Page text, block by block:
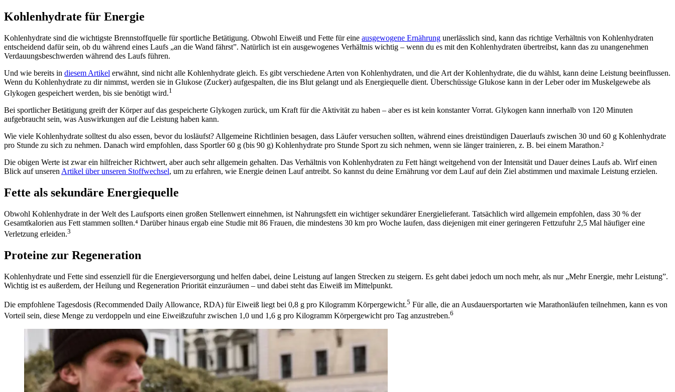
Kohlenhydrate für Energie
Kohlenhydrate sind die wichtigste Brennstoffquelle für sportliche Betätigung. Obwohl Eiweiß und Fette für eine ausgewogene Ernährung unerlässlich sind, kann das richtige Verhältnis von Kohlenhydraten
entscheidend dafür sein, ob du während eines Laufs „an die Wand fährst”. Natürlich ist ein ausgewogenes Verhältnis wichtig – wenn du es mit den Kohlenhydraten übertreibst, kann das zu unangenehmen
Verdauungsbeschwerden während des Laufs führen.
Und wie bereits in diesem Artikel erwähnt, sind nicht alle Kohlenhydrate gleich. Es gibt verschiedene Arten von Kohlenhydraten, und die Art der Kohlenhydrate, die du wählst, kann deine Leistung beeinflussen.
Wenn du Kohlenhydrate zu dir nimmst, werden sie in Glukose (Zucker) aufgespalten, die ins Blut gelangt und als Energiequelle dient. Überschüssige Glukose kann in der Leber oder im Muskelgewebe als
Glykogen gespeichert werden, bis sie benötigt wird.1
Bei sportlicher Betätigung greift der Körper auf das gespeicherte Glykogen zurück, um Kraft für die Aktivität zu haben – aber es ist kein konstanter Vorrat. Glykogen kann innerhalb von 120 Minuten
aufgebraucht sein, was Auswirkungen auf die Leistung haben kann.
Wie viele Kohlenhydrate solltest du also essen, bevor du losläufst? Allgemeine Richtlinien besagen, dass Läufer versuchen sollten, während eines dreistündigen Dauerlaufs zwischen 30 und 60 g Kohlenhydrate
pro Stunde zu sich zu nehmen. Danach wird empfohlen, dass Sportler 60 g (bis 90 g) Kohlenhydrate pro Stunde Sport zu sich nehmen, wenn sie länger trainieren, z. B. bei einem Marathon.²
Die obigen Werte ist zwar ein hilfreicher Richtwert, aber auch sehr allgemein gehalten. Das Verhältnis von Kohlenhydraten zu Fett hängt weitgehend von der Intensität und Dauer deines Laufs ab. Wirf einen
Blick auf unseren Artikel über unseren Stoffwechsel, um zu erfahren, wie Energie deinen Lauf antreibt. So kannst du deine Ernährung vor dem Lauf auf dein Ziel abstimmen und maximale Leistung erzielen.
Fette als sekundäre Energiequelle
Obwohl Kohlenhydrate in der Welt des Laufsports einen großen Stellenwert einnehmen, ist Nahrungsfett ein wichtiger sekundärer Energielieferant. Tatsächlich wird allgemein empfohlen, dass 30 % der
Gesamtkalorien aus Fett stammen sollten.⁴ Darüber hinaus ergab eine Studie mit 86 Frauen, die mindestens 30 km pro Woche laufen, dass diejenigen mit einer geringeren Fettzufuhr 2,5 Mal häufiger eine
Verletzung erleiden.3
Proteine zur Regeneration
Kohlenhydrate und Fette sind essenziell für die Energieversorgung und helfen dabei, deine Leistung auf langen Strecken zu steigern. Es geht dabei jedoch um noch mehr, als nur „Mehr Energie, mehr Leistung”.
Wichtig ist es außerdem, der Heilung und Regeneration Priorität einzuräumen – und dabei steht das Eiweiß im Mittelpunkt.
Die empfohlene Tagesdosis (Recommended Daily Allowance, RDA) für Eiweiß liegt bei 0,8 g pro Kilogramm Körpergewicht.5 Für alle, die an Ausdauersportarten wie Marathonläufen teilnehmen, kann es von
Vorteil sein, diese Menge zu verdoppeln und eine Eiweißzufuhr zwischen 1,0 und 1,6 g pro Kilogramm Körpergewicht pro Tag anzustreben.6